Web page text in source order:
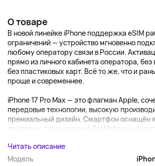
О товаре
В новой линейке iPhone поддержка eSIM
ограничений — устройство мгновенно
любому оператору связи в России.
прямо из личного кабинета оператора, без
без пластиковых карт. Всё то же, что и
проще и современнее.
iPhone 17 Pro Max — это флагман Apple,
передовые технологии, высокую
премиальный дизайн. Смартфон оснащён
дисплеем с технологией ProMotion и
Читать описание
Модель